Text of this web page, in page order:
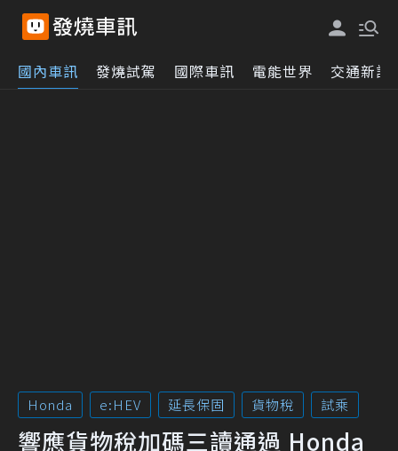
國內車訊 發燒試駕 國際車訊 電能世界 交通新訊
Honda e:HEV 延長保固 貨物稅 試乘
響應貨物稅加碼三讀通過 Honda